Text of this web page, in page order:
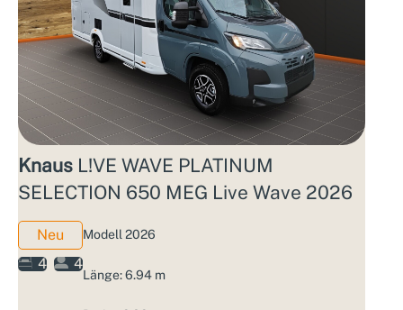
Knaus L!VE WAVE PLATINUM
SELECTION 650 MEG Live Wave 2026
Neu
4
4
Modell 2026
Länge: 6.94 m